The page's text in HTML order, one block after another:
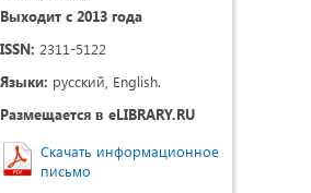
Выходит с 2013 года
ISSN: 2311-5122
Языки: русский, English.
Размещается в eLIBRARY.RU
Скачать информационное
письмо